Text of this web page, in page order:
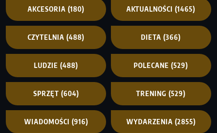
AKCESORIA (180) AKTUALNOŚCI (1465)
CZYTELNIA (488) DIETA (366)
LUDZIE (488) POLECANE (529)
SPRZĘT (604) TRENING (529)
WIADOMOŚCI (916) WYDARZENIA (2855)